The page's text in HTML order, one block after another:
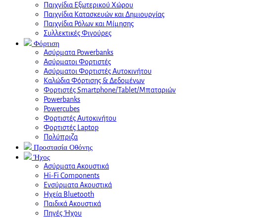
Παιχνίδια Εξωτερικού Χώρου
Παιχνίδια Κατασκευών και Δημιουργίας
Παιχνίδια Ρόλων και Μίμησης
Συλλεκτικές Φιγούρες
Φόρτιση
Ασύρματα Powerbanks
Aσύρματοι Φορτιστές
Ασύρματοι Φορτιστές Αυτοκινήτου
Καλώδια Φόρτισης & Δεδομένων
Φορτιστές Smartphone/Tablet/Μπαταριών
Powerbanks
Powercubes
Φορτιστές Αυτοκινήτου
Φορτιστές Laptop
Πολύπριζα
Προστασία Οθόνης
Ήχος
Ασύρματα Ακουστικά
Hi-Fi Components
Ενσύρματα Ακουστικά
Ηχεία Bluetooth
Παιδικά Ακουστικά
Πηγές Ήχου